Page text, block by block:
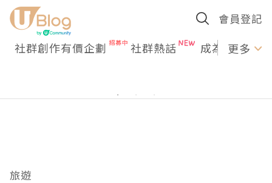
會員登記
社群創作有價企劃 社群熱話 成為U更多
旅遊